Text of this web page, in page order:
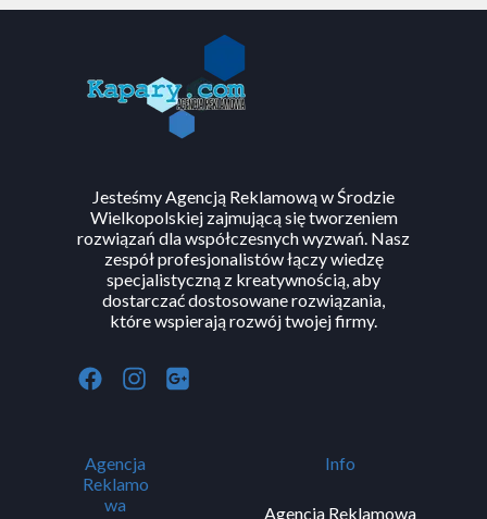
Jesteśmy Agencją Reklamową w Środzie
Wielkopolskiej zajmującą się tworzeniem
rozwiązań dla współczesnych wyzwań. Nasz
zespół profesjonalistów łączy wiedzę
specjalistyczną z kreatywnością, aby
dostarczać dostosowane rozwiązania,
które wspierają rozwój twojej firmy.
Agencja
Reklamo
wa
Info
Agencja Reklamowa
Wszystkie prawa zastrzeżone ©
korzysta z plikówcookieszgodnie z